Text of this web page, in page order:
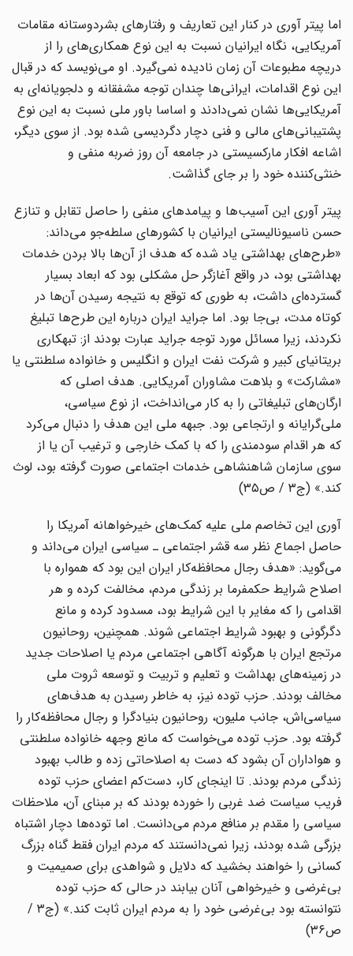
اما پیتر آوری در کنار این تعاریف و رفتارهای بشردوستانه مقامات
آمریکایی، نگاه ایرانیان نسبت به این نوع همکاری‌های را از
دریچه مطبوعات آن زمان نادیده نمی‌گیرد. او می‌نویسد که در قبال
این نوع اقدامات، ایرانی‌ها چندان توجه مشفقانه و دلجویانه‌ای به
آمریکایی‌ها نشان نمی‌دادند و اساسا باور ملی نسبت به این نوع
پشتیبانی‌های مالی و فنی دچار دگردیسی شده بود. از سوی دیگر،
اشاعه افکار مارکسیستی در جامعه آن روز ضربه منفی و
خنثی‌کننده خود را بر جای گذاشت.
پیتر آوری این آسیب‌ها و پیامدهای منفی را حاصل تقابل و تنازع
حسن ناسیونالیستی ایرانیان با کشورهای سلطه‌جو می‌داند:
«طرح‌های بهداشتی یاد شده که هدف از آن‌ها بالا بردن خدمات
بهداشتی بود، در واقع آغازگر حل مشکلی بود که ابعاد بسیار
گسترده‌ای داشت، به طوری که توقع به نتیجه رسیدن آن‌ها در
کوتاه مدت، بی‌جا بود. اما جراید ایران درباره این طرح‌ها تبلیغ
نکردند، زیرا مسائل مورد توجه جراید عبارت بودند از: تبهکاری
بریتانیای کبیر و شرکت نفت ایران و انگلیس و خانواده سلطنتی یا
«مشارکت» و بلاهت مشاوران آمریکایی. هدف اصلی که
ارگان‌های تبلیغاتی را به کار می‌انداخت، از نوع سیاسی،
ملی‌گرایانه و ارتجاعی بود. جبهه ملی این هدف را دنبال می‌کرد
که هر اقدام سودمندی را که با کمک خارجی و ترغیب آن یا از
سوی سازمان شاهنشاهی خدمات اجتماعی صورت گرفته بود، لوث
کند.» (ج۳ / ص۳۵)
آوری این تخاصم ملی علیه کمک‌های خیرخواهانه آمریکا را
حاصل اجماع نظر سه قشر اجتماعی ـ سیاسی ایران می‌داند و
می‌گوید: «هدف رجال محافظه‌کار ایران این بود که همواره با
اصلاح شرایط حکمفرما بر زندگی مردم، مخالفت کرده و هر
اقدامی را که مغایر با این شرایط بود، مسدود کرده و مانع
دگرگونی و بهبود شرایط اجتماعی شوند. همچنین، روحانیون
مرتجع ایران با هرگونه آگاهی اجتماعی مردم یا اصلاحات جدید
در زمینه‌های بهداشت و تعلیم و تربیت و توسعه ثروت ملی
مخالف بودند. حزب توده نیز، به خاطر رسیدن به هدف‌های
سیاسی‌اش، جانب ملیون، روحانیون بنیادگرا و رجال محافظه‌کار را
گرفته بود. حزب توده می‌خواست که مانع وجهه خانواده سلطنتی
و هواداران آن بشود که دست به اصلاحاتی زده و طالب بهبود
زندگی مردم بودند. تا اینجای کار، دست‌کم اعضای حزب توده
فریب سیاست ضد غربی را خورده بودند که بر مبنای آن، ملاحظات
سیاسی را مقدم بر منافع مردم می‌دانست. اما توده‌ها دچار اشتباه
بزرگی شده بودند، زیرا نمی‌دانستند که مردم ایران فقط گناه بزرگ
کسانی را خواهند بخشید که دلایل و شواهدی برای صمیمیت و
بی‌غرضی و خیرخواهی آنان بیابند در حالی که حزب توده
نتوانسته بود بی‌غرضی خود را به مردم ایران ثابت کند.» (ج۳ /
ص۳۶)